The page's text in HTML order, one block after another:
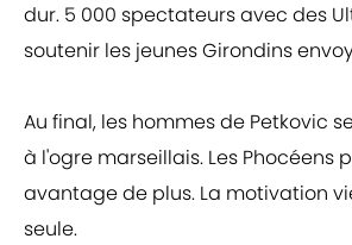
dur. 5 000 spectateurs avec des
soutenir les jeunes Girondins
Au final, les hommes de Petkovic
à l'ogre marseillais. Les Phocéens
avantage de plus. La motivation
seule.